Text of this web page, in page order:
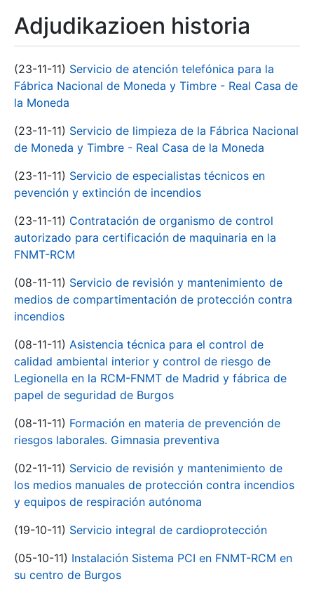
Adjudikazioen historia
(23-11-11) Servicio de atención telefónica para la
Fábrica Nacional de Moneda y Timbre - Real Casa de
la Moneda
(23-11-11) Servicio de limpieza de la Fábrica Nacional
de Moneda y Timbre - Real Casa de la Moneda
(23-11-11) Servicio de especialistas técnicos en
pevención y extinción de incendios
(23-11-11) Contratación de organismo de control
autorizado para certificación de maquinaria en la
FNMT-RCM
(08-11-11) Servicio de revisión y mantenimiento de
medios de compartimentación de protección contra
incendios
(08-11-11) Asistencia técnica para el control de
calidad ambiental interior y control de riesgo de
Legionella en la RCM-FNMT de Madrid y fábrica de
papel de seguridad de Burgos
(08-11-11) Formación en materia de prevención de
riesgos laborales. Gimnasia preventiva
(02-11-11) Servicio de revisión y mantenimiento de
los medios manuales de protección contra incendios
y equipos de respiración autónoma
(19-10-11) Servicio integral de cardioprotección
(05-10-11) Instalación Sistema PCI en FNMT-RCM en
su centro de Burgos